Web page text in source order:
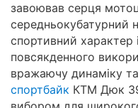
завоював серця
середньокубатурний
спортивний характер
повсякденного
вражаючу динаміку
спортбайк КТМ Дюк